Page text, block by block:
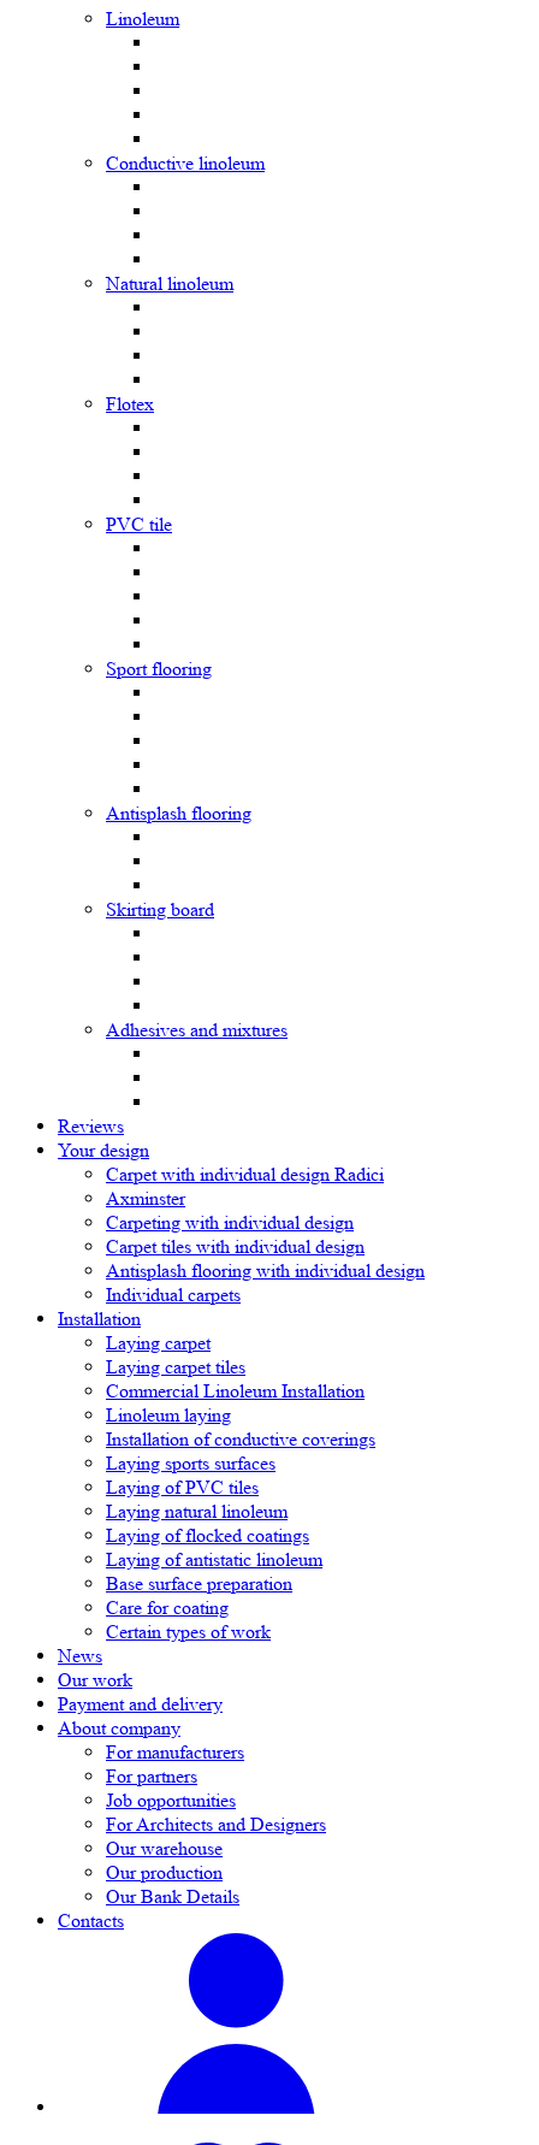
Linoleum
Сonductive linoleum
Natural linoleum
Flotex
PVC tile
Sport flooring
Antisplash flooring
Skirting board
Adhesives and mixtures
Reviews
Your design
Carpet with individual design Radici
Axminster
Carpeting with individual design
Carpet tiles with individual design
Antisplash flooring with individual design
Individual carpets
Installation
Laying carpet
Laying carpet tiles
Commercial Linoleum Installation
Linoleum laying
Installation of conductive coverings
Laying sports surfaces
Laying of PVC tiles
Laying natural linoleum
Laying of flocked coatings
Laying of antistatic linoleum
Base surface preparation
Care for coating
Certain types of work
News
Our work
Payment and delivery
About company
For manufacturers
For partners
Job opportunities
For Architects and Designers
Our warehouse
Our production
Our Bank Details
Contacts